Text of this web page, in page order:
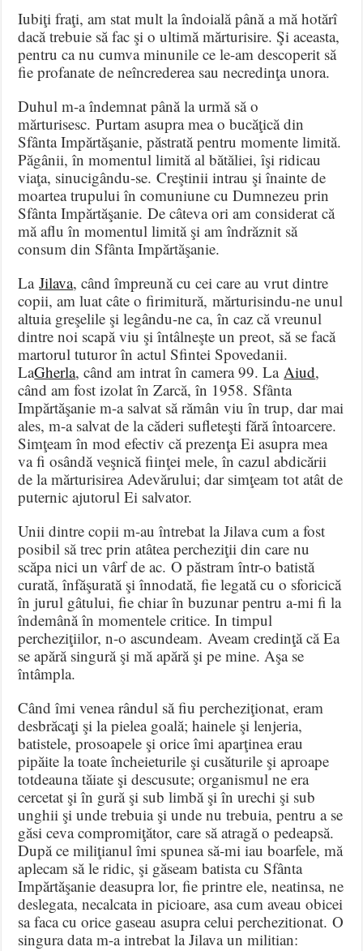
Iubiţi fraţi, am stat mult la îndoială până a mă hotărî
dacă trebuie să fac şi o ultimă mărturisire. Şi aceasta,
pentru ca nu cumva minunile ce le-am descoperit să
fie profanate de neîncrederea sau necredinţa unora.
Duhul m-a îndemnat până la urmă să o
mărturisesc. Purtam asupra mea o bucăţică din
Sfânta Impărtăşanie, păstrată pentru momente limită.
Păgânii, în momentul limită al bătăliei, îşi ridicau
viaţa, sinucigându-se. Creştinii intrau şi înainte de
moartea trupului în comuniune cu Dumnezeu prin
Sfânta Impărtăşanie. De câteva ori am considerat că
mă aflu în momentul limită şi am îndrăznit să
consum din Sfânta Impărtăşanie.
LaJilava, când împreună cu cei care au vrut dintre
copii, am luat câte o firimitură, mărturisindu-ne unul
altuia greşelile şi legându-ne ca, în caz că vreunul
dintre noi scapă viu şi întâlneşte un preot, să se facă
martorul tuturor în actul Sfintei Spovedanii.
LaGherla, când am intrat în camera 99. LaAiud,
când am fost izolat în Zarcă, în 1958. Sfânta
Impărtăşanie m-a salvat să rămân viu în trup, dar mai
ales, m-a salvat de la căderi sufleteşti fără întoarcere.
Simţeam în mod efectiv că prezenţa Ei asupra mea
va fi osândă veşnică fiinţei mele, în cazul abdicării
de la mărturisirea Adevărului; dar simţeam tot atât de
puternic ajutorul Ei salvator.
Unii dintre copii m-au întrebat la Jilava cum a fost
posibil să trec prin atâtea percheziţii din care nu
scăpa nici un vârf de ac. O păstram într-o batistă
curată, înfăşurată şi înnodată, fie legată cu o sforicică
în jurul gâtului, fie chiar în buzunar pentru a-mi fi la
îndemână în momentele critice. In timpul
percheziţiilor, n-o ascundeam. Aveam credinţă că Ea
se apără singură şi mă apără şi pe mine. Aşa se
întâmpla.
Când îmi venea rândul să fiu percheziţionat, eram
desbrăcaţi şi la pielea goală; hainele şi lenjeria,
batistele, prosoapele şi orice îmi aparţinea erau
pipăite la toate încheieturile şi cusăturile şi aproape
totdeauna tăiate şi descusute; organismul ne era
cercetat şi în gură şi sub limbă şi în urechi şi sub
unghii şi unde trebuia şi unde nu trebuia, pentru a se
găsi ceva compromiţător, care să atragă o pedeapsă.
După ce miliţianul îmi spunea să-mi iau boarfele, mă
aplecam să le ridic, şi găseam batista cu Sfânta
Impărtăşanie deasupra lor, fie printre ele, neatinsa, ne
deslegata, necalcata in picioare, asa cum aveau obicei
sa faca cu orice gaseau asupra celui perchezitionat. O
singura data m-a intrebat la Jilava un militian: